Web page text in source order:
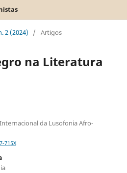
2 (2024) / Artigos
na Literatura
da Lusofonia Afro-
715X